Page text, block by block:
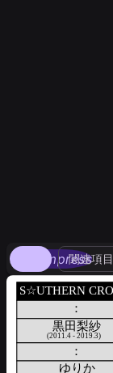
compress
関連項目